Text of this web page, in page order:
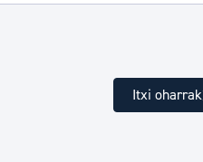
Itxi oharrak